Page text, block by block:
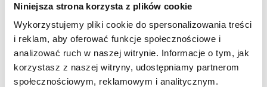
Niniejsza strona korzysta z plików cookie
Wykorzystujemy pliki cookie do spersonalizowania treści
i reklam, aby oferować funkcje społecznościowe i
analizować ruch w naszej witrynie. Informacje o tym, jak
korzystasz z naszej witryny, udostępniamy partnerom
społecznościowym, reklamowym i analitycznym.